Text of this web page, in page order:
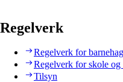
Regelverk
Regelverk for
Regelverk for skole
Tilsyn